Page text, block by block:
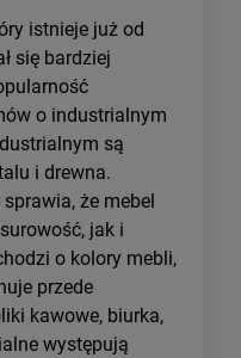
istnieje już od
się bardziej
o industrialnym
są
i drewna.
że mebel
jak i
o kolory mebli,
przede
kawowe, biurka,
występują